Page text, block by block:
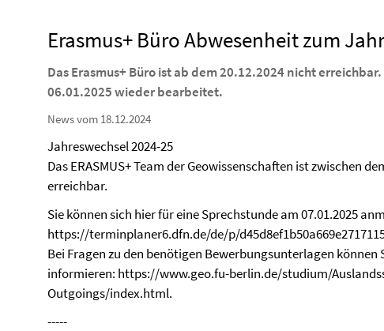
Erasmus+ Büro Abwesenheit zum
Das Erasmus+ Büro ist ab dem 20.12.2024 nicht
06.01.2025 wieder bearbeitet.
News vom 18.12.2024
Jahreswechsel 2024-25
Das ERASMUS+ Team der Geowissenschaften ist zwischen
erreichbar.
Sie können sich hier für eine Sprechstunde am 07.01.2025
https://terminplaner6.dfn.de/de/p/
Bei Fragen zu den benötigen Bewerbungsunterlagen
informieren: https://www.geo.fu-berlin.de/studium/
Outgoings/index.html.
-----